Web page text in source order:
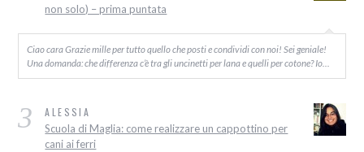
non solo) – prima puntata
Ciao cara Grazie mille per tutto quello che posti e condividi con noi! Sei geniale!
Una domanda: che differenza c’è tra gli uncinetti per lana e quelli per cotone? Io…
3 ALESSIA
Scuola di Maglia: come realizzare un cappottino per
cani ai ferri